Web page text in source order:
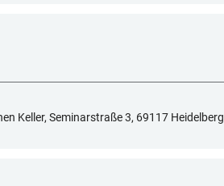
Keller, Seminarstraße 3, 69117 Heidelberg